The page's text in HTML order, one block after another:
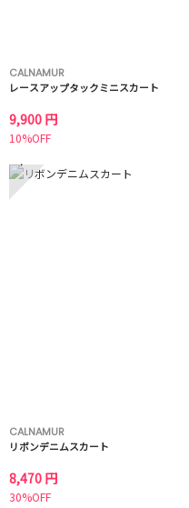
CALNAMUR
レースアップタックミニスカート
9,900 円
10%OFF
7
CALNAMUR
リボンデニムスカート
8,470 円
30%OFF